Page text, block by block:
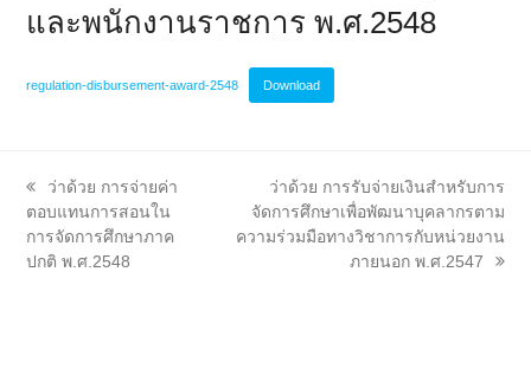
และพนักงานราชการ พ.ศ.2548
regulation-disbursement-award-2548 Download
previous
post:
ว่าด้วย การจ่ายค่า
ตอบแทนการสอนใน
การจัดการศึกษาภาค
ปกติ พ.ศ.2548
next
post:
ว่าด้วย การรับจ่ายเงินสำหรับการ
จัดการศึกษาเพื่อพัฒนาบุคลากรตาม
ความร่วมมือทางวิชาการกับหน่วยงาน
ภายนอก พ.ศ.2547